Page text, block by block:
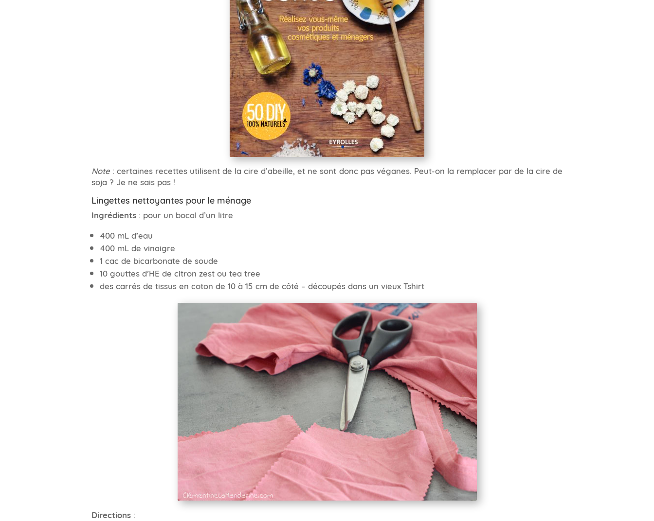
Note: certaines recettes utilisent de la cire d’abeille, et ne sont donc pas véganes. Peut-on la remplacer par de la cire de
soja ? Je ne sais pas !
Lingettes nettoyantes pour le ménage
Ingrédients : pour un bocal d’un litre
400 mL d’eau
400 mL de vinaigre
1 cac de bicarbonate de soude
10 gouttes d’HE de citron zest ou tea tree
des carrés de tissus en coton de 10 à 15 cm de côté – découpés dans un vieux Tshirt
Directions :